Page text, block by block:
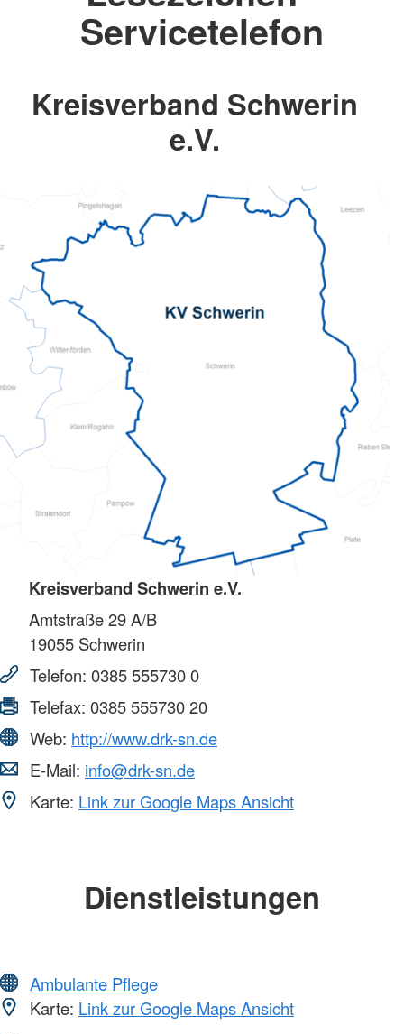
Servicetelefon
Kreisverband Schwerin
e.V.
Kreisverband Schwerin e.V.
Amtstraße 29 A/B
19055 Schwerin
Telefon: 0385 555730 0
Telefax: 0385 555730 20
Web: http://www.drk-sn.de
E-Mail: info@drk-sn.de
Karte: Link zur Google Maps Ansicht
Dienstleistungen
Ambulante Pflege
Karte: Link zur Google Maps Ansicht